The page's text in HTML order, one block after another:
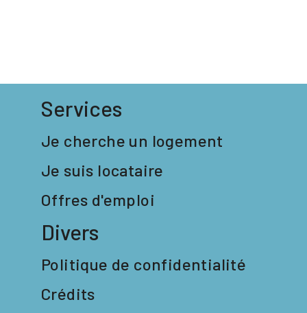
Services
Je cherche un logement
Je suis locataire
Offres d'emploi
Divers
Politique de confidentialité
Crédits